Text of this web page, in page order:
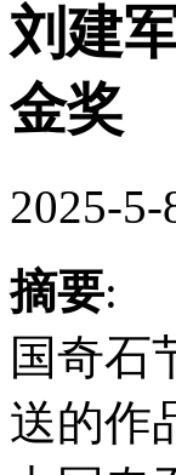
刘建
金奖
2025-5-
摘要:
国奇石
送的作